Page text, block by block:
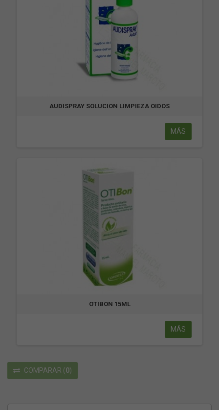
AUDISPRAY SOLUCION LIMPIEZA OIDOS
MÁS
OTIBON 15ML
MÁS
COMPARAR (0)